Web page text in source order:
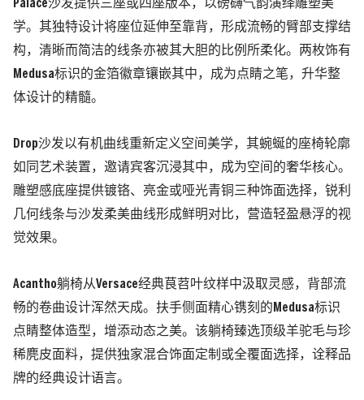
Palace沙发提供三座或四座版本，以磅礴气韵演绎雕塑美
学。其独特设计将座位延伸至靠背，形成流畅的臂部支撑结
构，清晰而简洁的线条亦被其大胆的比例所柔化。两枚饰有
Medusa标识的金箔徽章镶嵌其中，成为点睛之笔，升华整
体设计的精髓。
Drop沙发以有机曲线重新定义空间美学，其蜿蜒的座椅轮廓
如同艺术装置，邀请宾客沉浸其中，成为空间的奢华核心。
雕塑感底座提供镀铬、亮金或哑光青铜三种饰面选择，锐利
几何线条与沙发柔美曲线形成鲜明对比，营造轻盈悬浮的视
觉效果。
Acantho躺椅从Versace经典茛苕叶纹样中汲取灵感，背部流
畅的卷曲设计浑然天成。扶手侧面精心镌刻的Medusa标识
点睛整体造型，增添动态之美。该躺椅臻选顶级羊驼毛与珍
稀麂皮面料，提供独家混合饰面定制或全覆面选择，诠释品
牌的经典设计语言。